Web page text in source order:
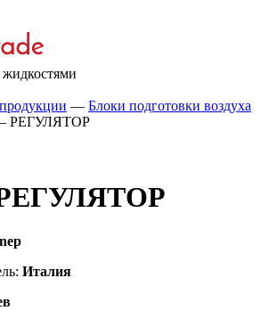
— Блоки подготовки воздуха
РЕГУЛЯТОР
Италия